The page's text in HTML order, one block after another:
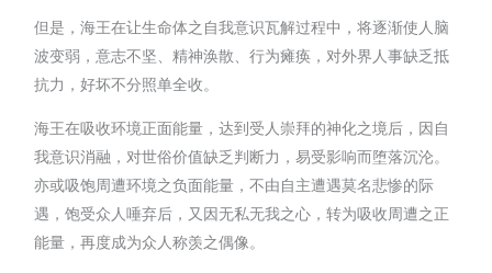
但是，海王在让生命体之自我意识瓦解过程中，将逐渐使人脑
波变弱，意志不坚、精神涣散、行为瘫痪，对外界人事缺乏抵
抗力，好坏不分照单全收。
海王在吸收环境正面能量，达到受人崇拜的神化之境后，因自
我意识消融，对世俗价值缺乏判断力，易受影响而堕落沉沦。
亦或吸饱周遭环境之负面能量，不由自主遭遇莫名悲惨的际
遇，饱受众人唾弃后，又因无私无我之心，转为吸收周遭之正
能量，再度成为众人称羡之偶像。